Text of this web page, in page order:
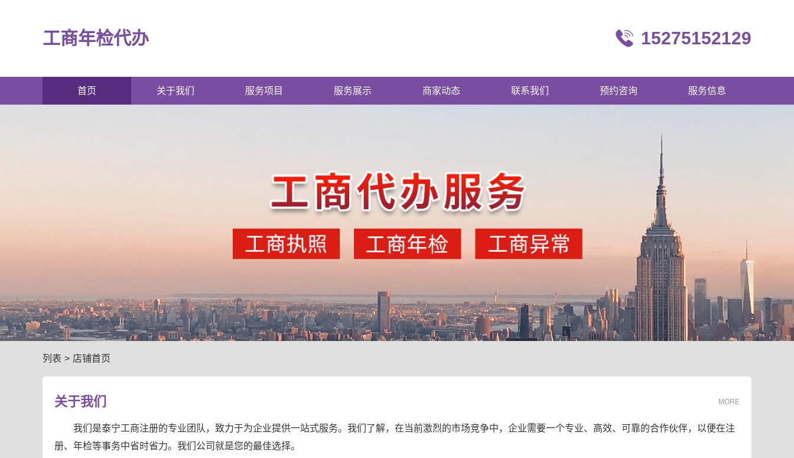
工商年检代办 15275152129
首页 关于我们 服务项目 服务展示 商家动态 联系我们 预约咨询 服务信息
列表 > 店铺首页
关于我们 MORE
我们是泰宁工商注册的专业团队，致力于为企业提供一站式服务。我们了解，在当前激烈的市场竞争中，企业需要一个专业、高效、可靠的合作伙伴，以便在注
册、年检等事务中省时省力。我们公司就是您的最佳选择。